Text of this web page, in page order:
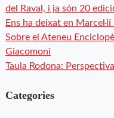
del Raval, i ja són 20
Ens ha deixat en Marcel·lí
Sobre el Ateneu
Giacomoni
Taula Rodona:
Categories